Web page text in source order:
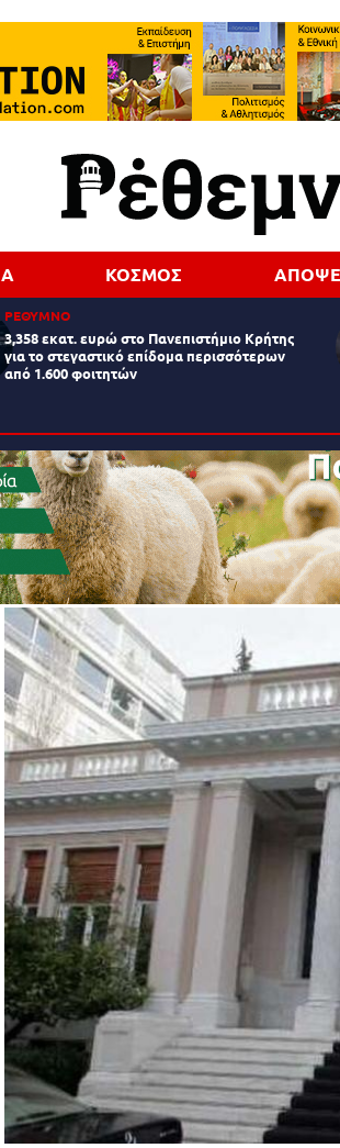
ΚΟΣΜΟΣ
ΡΕΘΥΜΝΟ
3,358 εκατ. ευρώ στο Πανεπιστήμιο Κρήτης
για το στεγαστικό επίδομα περισσότερων
από 1.600 φοιτητών